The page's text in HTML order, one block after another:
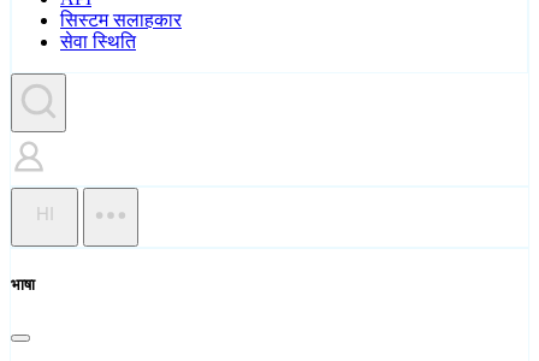
सिस्टम सलाहकार
सेवा स्थिति
HI
भाषा